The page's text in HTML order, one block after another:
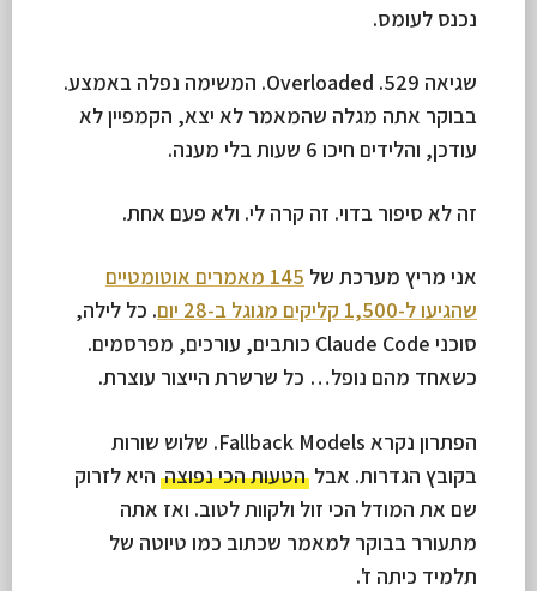
נכנס לעומס.
שגיאה 529. Overloaded. המשימה נפלה באמצע.
בבוקר אתה מגלה שהמאמר לא יצא, הקמפיין לא
עודכן, והלידים חיכו 6 שעות בלי מענה.
זה לא סיפור בדוי. זה קרה לי. ולא פעם אחת.
אני מריץ מערכת של
145 מאמרים אוטומטיים
שהגיעו ל-1,500 קליקים מגוגל ב-28 יום
. כל לילה,
סוכני Claude Code כותבים, עורכים, מפרסמים.
כשאחד מהם נופל… כל שרשרת הייצור עוצרת.
הפתרון נקרא Fallback Models. שלוש שורות
בקובץ הגדרות. אבל הטעות הכי נפוצה היא לזרוק
שם את המודל הכי זול ולקוות לטוב. ואז אתה
מתעורר בבוקר למאמר שכתוב כמו טיוטה של
תלמיד כיתה ז'.